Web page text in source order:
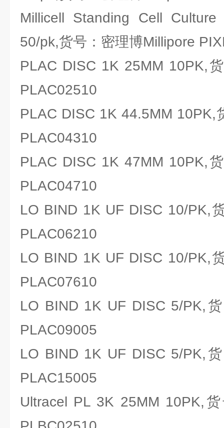
Millicell Standing Cell
50/pk,货号：密理博Millipore
PLAC DISC 1K 25MM 10PK,
PLAC02510
PLAC DISC 1K 44.5MM 10PK,
PLAC04310
PLAC DISC 1K 47MM 10PK,
PLAC04710
LO BIND 1K UF DISC 10/PK,
PLAC06210
LO BIND 1K UF DISC 10/PK,
PLAC07610
LO BIND 1K UF DISC 5/PK,
PLAC09005
LO BIND 1K UF DISC 5/PK,
PLAC15005
Ultracel PL 3K 25MM 10PK,